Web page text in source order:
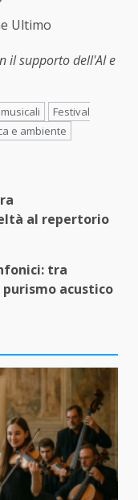
Ultimo
il supporto dell'AI e
Festival
e ambiente
al repertorio
tra
acustico